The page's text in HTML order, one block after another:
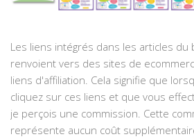
Les liens intégrés dans les articles du
renvoient vers des sites de
liens d'affiliation. Cela signifie que
cliquez sur ces liens et que vous
je perçois une commission. Cette
représente aucun coût